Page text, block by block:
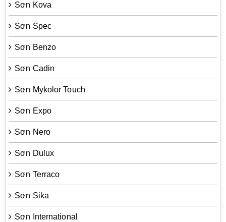
Sơn Kova
Sơn Spec
Sơn Benzo
Sơn Cadin
Sơn Mykolor Touch
Sơn Expo
Sơn Nero
Sơn Dulux
Sơn Terraco
Sơn Sika
Sơn International